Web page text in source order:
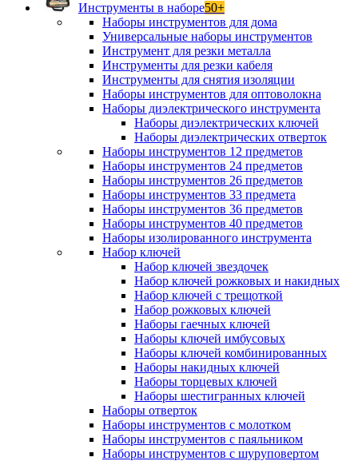
Инструменты в наборе50+
Наборы инструментов для дома
Универсальные наборы инструментов
Инструмент для резки металла
Инструменты для резки кабеля
Инструменты для снятия изоляции
Наборы инструментов для оптоволокна
Наборы диэлектрического инструмента
Наборы диэлектрических ключей
Наборы диэлектрических отверток
Наборы инструментов 12 предметов
Наборы инструментов 24 предметов
Наборы инструментов 26 предметов
Наборы инструментов 33 предмета
Наборы инструментов 36 предметов
Наборы инструментов 40 предметов
Наборы изолированного инструмента
Набор ключей
Набор ключей звездочек
Набор ключей рожковых и накидных
Набор ключей с трещоткой
Набор рожковых ключей
Наборы гаечных ключей
Наборы ключей имбусовых
Наборы ключей комбинированных
Наборы накидных ключей
Наборы торцевых ключей
Наборы шестигранных ключей
Наборы отверток
Наборы инструментов с молотком
Наборы инструментов с паяльником
Наборы инструментов с шуруповертом